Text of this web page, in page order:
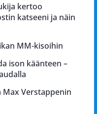
kertoo
katseeni ja näin
MM-kisoihin
ison käänteen –
Verstappenin